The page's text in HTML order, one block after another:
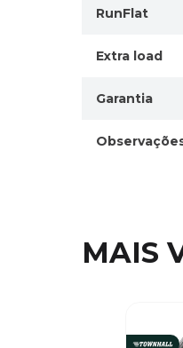
RunFlat
Extra load
Garantia
MAIS